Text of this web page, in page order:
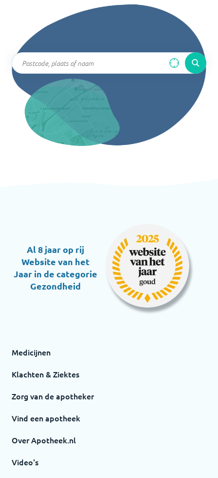
Al 8 jaar op rij
Website van het
Jaar in de categorie
Gezondheid
Medicijnen
Klachten & Ziektes
Zorg van de apotheker
Vind een apotheek
Over Apotheek.nl
Video's